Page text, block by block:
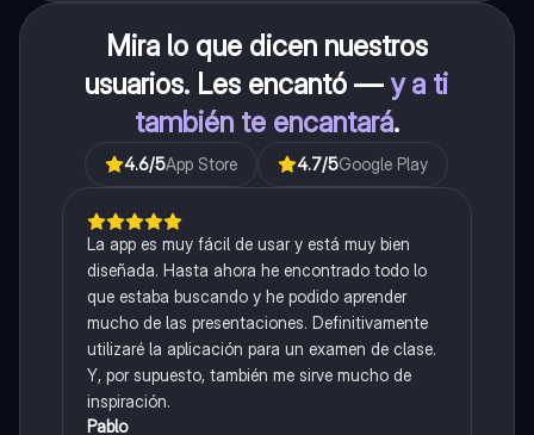
Mira lo que dicen nuestros
usuarios. Les encantó —y a ti
también te encantará.
4.6/5App Store 4.7/5Google Play
La app es muy fácil de usar y está muy bien
diseñada. Hasta ahora he encontrado todo lo
que estaba buscando y he podido aprender
mucho de las presentaciones. Definitivamente
utilizaré la aplicación para un examen de clase.
Y, por supuesto, también me sirve mucho de
inspiración.
Pablo